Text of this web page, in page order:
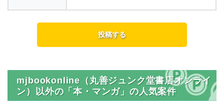
mjbookonline（丸善ジュンク堂書店オンライ
ン）以外の「本・マンガ」の人気案件